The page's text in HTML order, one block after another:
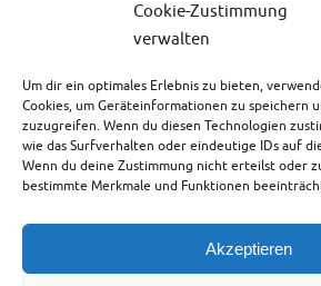
Cookie-Zustimmung
verwalten
Um dir ein optimales Erlebnis zu bieten,
Cookies, um Geräteinformationen zu speichern
zuzugreifen. Wenn du diesen Technologien
wie das Surfverhalten oder eindeutige IDs auf
Wenn du deine Zustimmung nicht erteilst oder
bestimmte Merkmale und Funktionen
Akzeptieren
Beitrag
Teilnahme an der Blogparade, zu der Jessica
und…
Weiterlesen
Dezember 15, 2016 Blogparaden 0